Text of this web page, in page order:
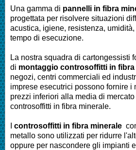
Una gamma di pannelli in fibra
progettata per risolvere situazioni
acustica, igiene, resistenza,
tempo di esecuzione.
La nostra squadra di cartongessisti
di montaggio controsoffitti in fibra
negozi, centri commerciali ed
imprese esecutrici possono fornire i
prezzi inferiori alla media di mercato
controsoffitti in fibra minerale.
controsoffitti in fibra minerale
metallo sono utilizzati per ridurre
oppure per nascondere gli impianti